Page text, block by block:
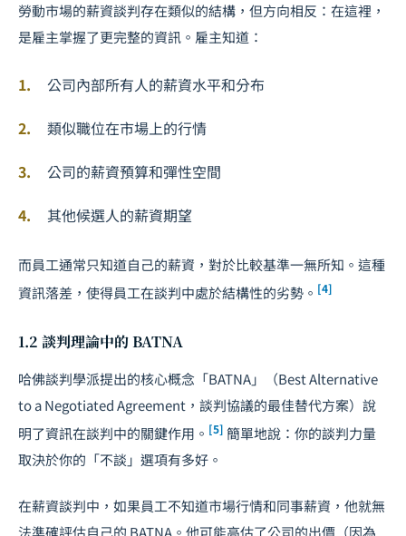
勞動市場的薪資談判存在類似的結構，但方向相反：在這裡，
是雇主掌握了更完整的資訊。雇主知道：
公司內部所有人的薪資水平和分布
類似職位在市場上的行情
公司的薪資預算和彈性空間
其他候選人的薪資期望
而員工通常只知道自己的薪資，對於比較基準一無所知。這種
資訊落差，使得員工在談判中處於結構性的劣勢。 [4]
1.2 談判理論中的 BATNA
哈佛談判學派提出的核心概念「BATNA」（Best Alternative
to a Negotiated Agreement，談判協議的最佳替代方案）說
明了資訊在談判中的關鍵作用。 [5] 簡單地說：你的談判力量
取決於你的「不談」選項有多好。
在薪資談判中，如果員工不知道市場行情和同事薪資，他就無
法準確評估自己的 BATNA。他可能高估了公司的出價（因為